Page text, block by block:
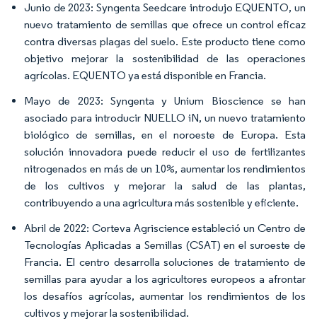
Junio de 2023: Syngenta Seedcare introdujo EQUENTO, un
nuevo tratamiento de semillas que ofrece un control eficaz
contra diversas plagas del suelo. Este producto tiene como
objetivo mejorar la sostenibilidad de las operaciones
agrícolas. EQUENTO ya está disponible en Francia.
Mayo de 2023: Syngenta y Unium Bioscience se han
asociado para introducir NUELLO iN, un nuevo tratamiento
biológico de semillas, en el noroeste de Europa. Esta
solución innovadora puede reducir el uso de fertilizantes
nitrogenados en más de un 10%, aumentar los rendimientos
de los cultivos y mejorar la salud de las plantas,
contribuyendo a una agricultura más sostenible y eficiente.
Abril de 2022: Corteva Agriscience estableció un Centro de
Tecnologías Aplicadas a Semillas (CSAT) en el suroeste de
Francia. El centro desarrolla soluciones de tratamiento de
semillas para ayudar a los agricultores europeos a afrontar
los desafíos agrícolas, aumentar los rendimientos de los
cultivos y mejorar la sostenibilidad.